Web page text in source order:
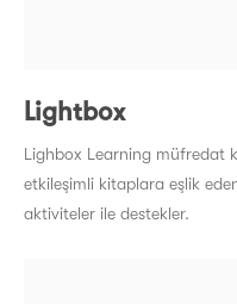
Lightbox
Lighbox Learning müfredat
etkileşimli kitaplara eşlik
aktiviteler ile destekler.